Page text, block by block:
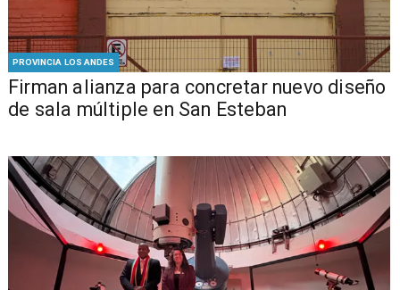
PROVINCIA LOS ANDES
​​Firman alianza para concretar nuevo diseño
de sala múltiple en San Esteban